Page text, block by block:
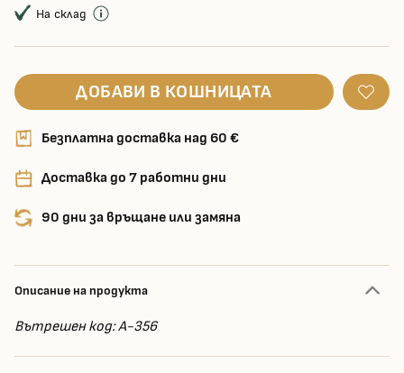
На склад
ДОБАВИ В КОШНИЦАТА
Безплатна доставка над 60 €
Доставка до 7 работни дни
90 дни за връщане или замяна
Описание на продукта
Вътрешен код: A-356